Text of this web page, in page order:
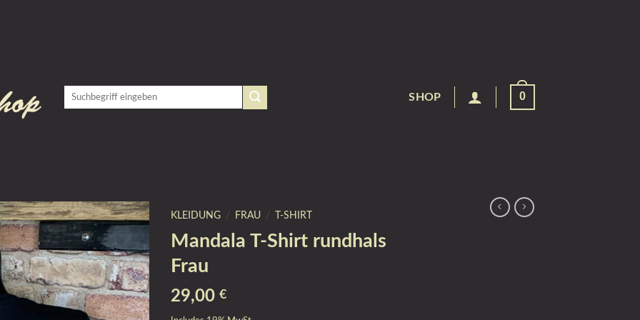
SHOP 0
KLEIDUNG / FRAU / T-SHIRT
Mandala T-Shirt rundhals
Frau
29,00 €